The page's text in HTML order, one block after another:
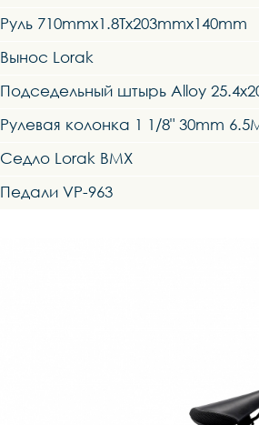
Руль 710mmx1.8Tx203mmx140mm
Вынос Lorak
Подседельный штырь Alloy
Рулевая колонка 1 1/8" 30mm
Седло Lorak BMX
Педали VP-963